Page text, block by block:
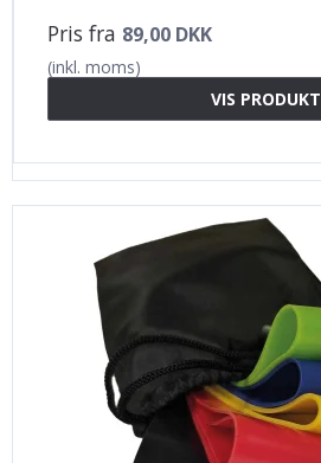
Pris fra 89,00 DKK
(inkl. moms)
VIS PRODUKT